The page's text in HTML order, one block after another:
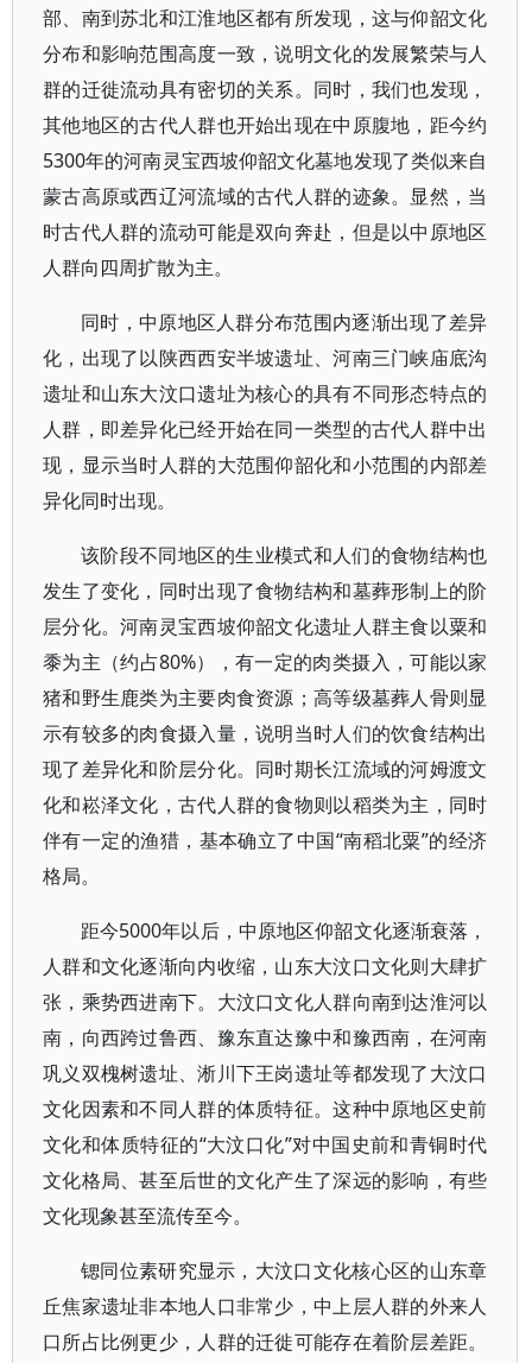
部、南到苏北和江淮地区都有所发现，这与仰韶文化
分布和影响范围高度一致，说明文化的发展繁荣与人
群的迁徙流动具有密切的关系。同时，我们也发现，
其他地区的古代人群也开始出现在中原腹地，距今约
5300年的河南灵宝西坡仰韶文化墓地发现了类似来自
蒙古高原或西辽河流域的古代人群的迹象。显然，当
时古代人群的流动可能是双向奔赴，但是以中原地区
人群向四周扩散为主。
同时，中原地区人群分布范围内逐渐出现了差异
化，出现了以陕西西安半坡遗址、河南三门峡庙底沟
遗址和山东大汶口遗址为核心的具有不同形态特点的
人群，即差异化已经开始在同一类型的古代人群中出
现，显示当时人群的大范围仰韶化和小范围的内部差
异化同时出现。
该阶段不同地区的生业模式和人们的食物结构也
发生了变化，同时出现了食物结构和墓葬形制上的阶
层分化。河南灵宝西坡仰韶文化遗址人群主食以粟和
黍为主（约占80%），有一定的肉类摄入，可能以家
猪和野生鹿类为主要肉食资源；高等级墓葬人骨则显
示有较多的肉食摄入量，说明当时人们的饮食结构出
现了差异化和阶层分化。同时期长江流域的河姆渡文
化和崧泽文化，古代人群的食物则以稻类为主，同时
伴有一定的渔猎，基本确立了中国“南稻北粟”的经济
格局。
距今5000年以后，中原地区仰韶文化逐渐衰落，
人群和文化逐渐向内收缩，山东大汶口文化则大肆扩
张，乘势西进南下。大汶口文化人群向南到达淮河以
南，向西跨过鲁西、豫东直达豫中和豫西南，在河南
巩义双槐树遗址、淅川下王岗遗址等都发现了大汶口
文化因素和不同人群的体质特征。这种中原地区史前
文化和体质特征的“大汶口化”对中国史前和青铜时代
文化格局、甚至后世的文化产生了深远的影响，有些
文化现象甚至流传至今。
锶同位素研究显示，大汶口文化核心区的山东章
丘焦家遗址非本地人口非常少，中上层人群的外来人
口所占比例更少，人群的迁徙可能存在着阶层差距。